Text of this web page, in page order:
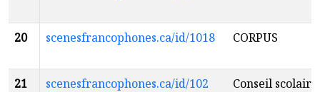
20 scenesfrancophones.ca/id/1018 CORPUS
21 scenesfrancophones.ca/id/102
Conseil scolaire